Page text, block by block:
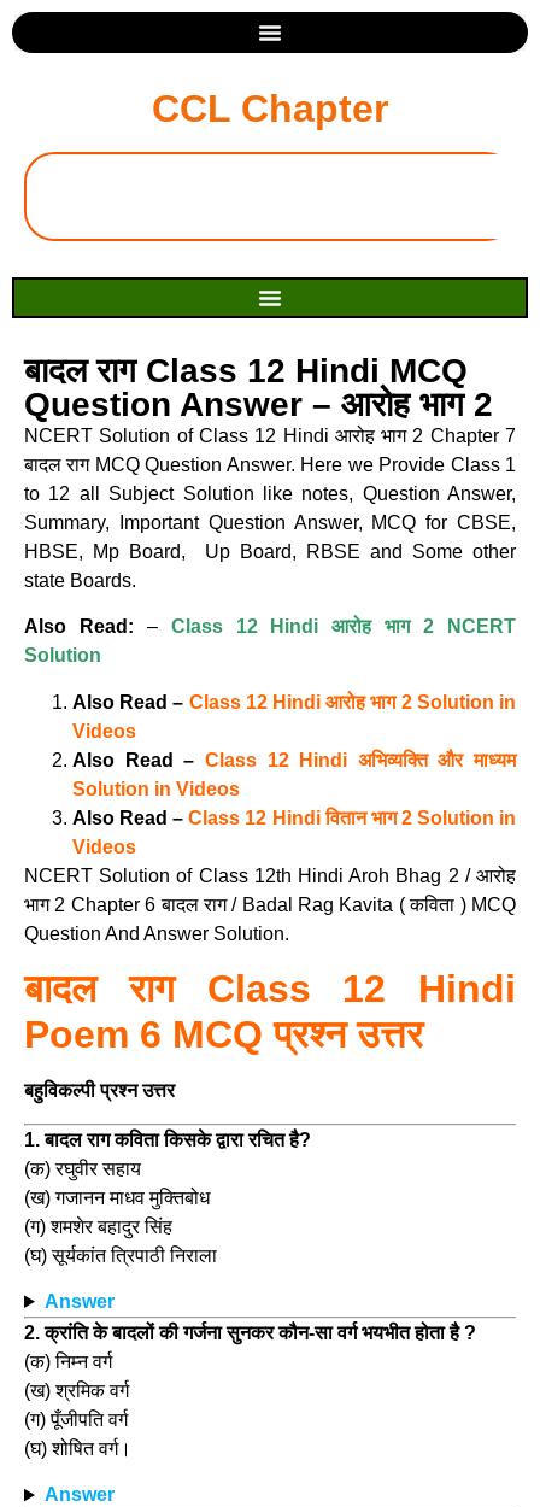
CCL Chapter
बादल राग Class 12 Hindi MCQ
Question Answer – आरोह भाग 2
NCERT Solution of Class 12 Hindi आरोह भाग 2 Chapter 7
बादल राग MCQ Question Answer. Here we Provide Class 1
to 12 all Subject Solution like notes, Question Answer,
Summary, Important Question Answer, MCQ for CBSE,
HBSE, Mp Board, Up Board, RBSE and Some other
state Boards.
Also Read: – Class 12 Hindi आरोह भाग 2 NCERT
Solution
Also Read – Class 12 Hindi आरोह भाग 2 Solution in
Videos
Also Read – Class 12 Hindi अभिव्यक्ति और माध्यम
Solution in Videos
Also Read –Class 12 Hindi वितान भाग 2 Solution in
Videos
NCERT Solution of Class 12th Hindi Aroh Bhag 2 / आरोह
भाग 2 Chapter 6 बादल राग / Badal Rag Kavita ( कविता ) MCQ
Question And Answer Solution.
बादल राग Class 12 Hindi
Poem 6 MCQ प्रश्न उत्तर
बहुविकल्पी प्रश्न उत्तर
1. बादल राग कविता किसके द्वारा रचित है?
(क) रघुवीर सहाय
(ख) गजानन माधव मुक्तिबोध
(ग) शमशेर बहादुर सिंह
(घ) सूर्यकांत त्रिपाठी निराला
Answer
2. क्रांति के बादलों की गर्जना सुनकर कौन-सा वर्ग भयभीत होता है ?
(क) निम्न वर्ग
(ख) श्रमिक वर्ग
(ग) पूँजीपति वर्ग
(घ) शोषित वर्ग।
Answer